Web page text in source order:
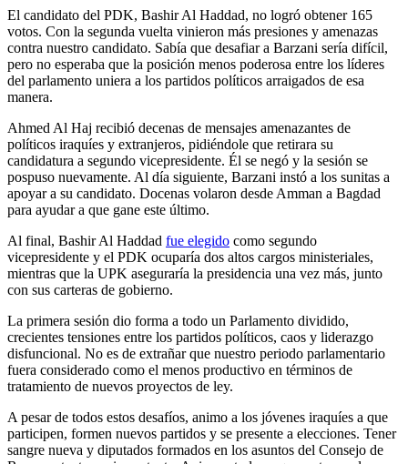
El candidato del PDK, Bashir Al Haddad, no logró obtener 165
votos. Con la segunda vuelta vinieron más presiones y amenazas
contra nuestro candidato. Sabía que desafiar a Barzani sería difícil,
pero no esperaba que la posición menos poderosa entre los líderes
del parlamento uniera a los partidos políticos arraigados de esa
manera.
Ahmed Al Haj recibió decenas de mensajes amenazantes de
políticos iraquíes y extranjeros, pidiéndole que retirara su
candidatura a segundo vicepresidente. Él se negó y la sesión se
pospuso nuevamente. Al día siguiente, Barzani instó a los sunitas a
apoyar a su candidato. Docenas volaron desde Amman a Bagdad
para ayudar a que gane este último.
Al final, Bashir Al Haddad fue elegido como segundo
vicepresidente y el PDK ocuparía dos altos cargos ministeriales,
mientras que la UPK aseguraría la presidencia una vez más, junto
con sus carteras de gobierno.
La primera sesión dio forma a todo un Parlamento dividido,
crecientes tensiones entre los partidos políticos, caos y liderazgo
disfuncional. No es de extrañar que nuestro periodo parlamentario
fuera considerado como el menos productivo en términos de
tratamiento de nuevos proyectos de ley.
A pesar de todos estos desafíos, animo a los jóvenes iraquíes a que
participen, formen nuevos partidos y se presente a elecciones. Tener
sangre nueva y diputados formados en los asuntos del Consejo de